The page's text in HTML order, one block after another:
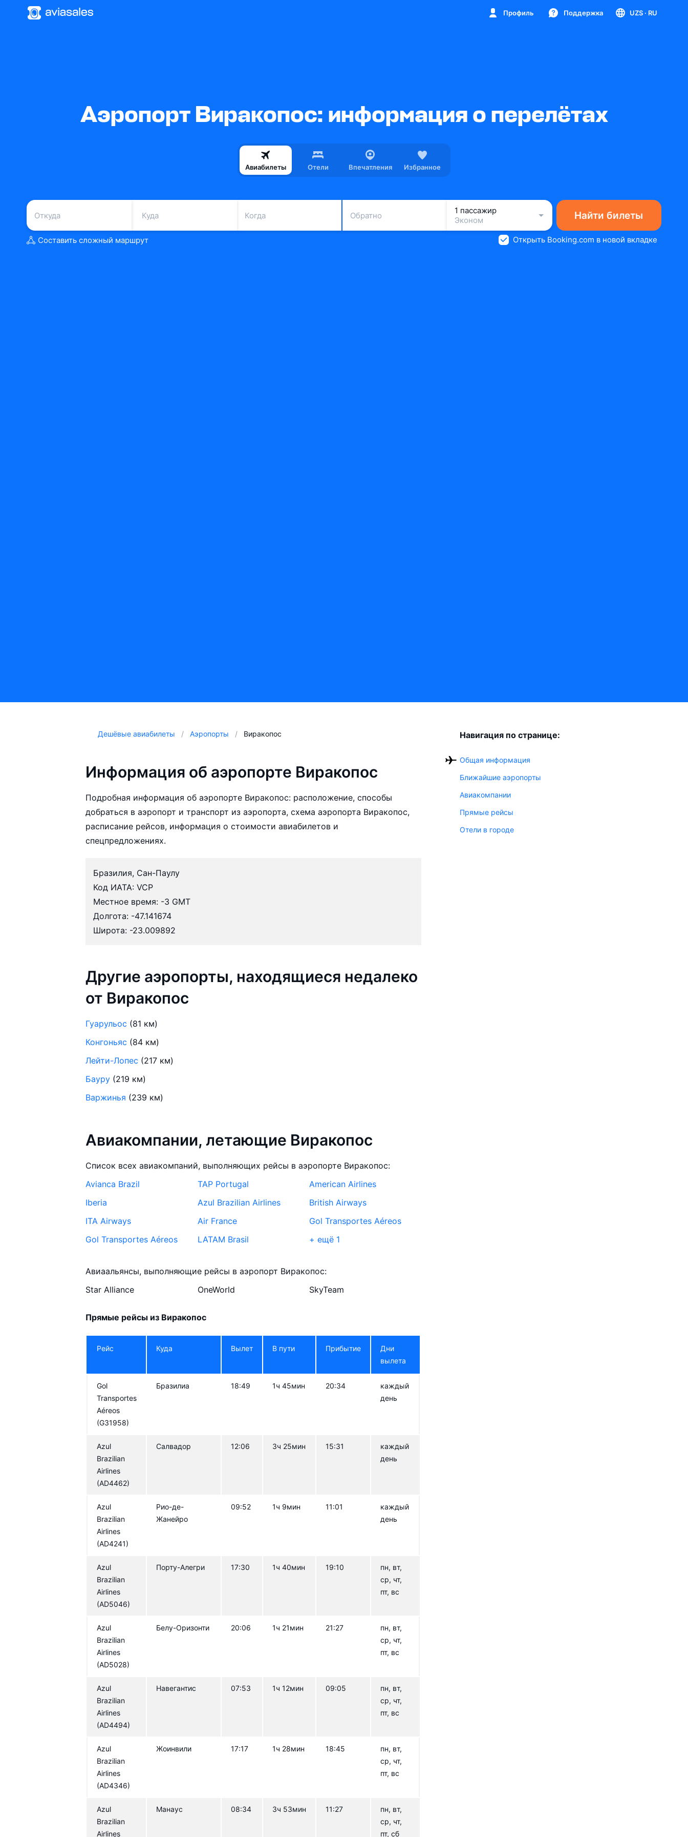
Профиль Поддержка UZS · RU
Аэропорт Виракопос: информация о перелётах
Авиабилеты Отели Впечатления Избранное
Когда Обратно
1 пассажир
Эконом
Найти билеты
Составить сложный маршрут Открыть Booking.com в новой вкладке
Дешёвые авиабилеты Аэропорты Виракопос
Информация об аэропорте Виракопос
Подробная информация об аэропорте Виракопос: расположение, способы
добраться в аэропорт и транспорт из аэропорта, схема аэропорта Виракопос,
расписание рейсов, информация о стоимости авиабилетов и
спецпредложениях.
Бразилия, Сан-Паулу
Код ИАТА: VCP
Местное время: -3 GMT
Долгота: -47.141674
Широта: -23.009892
Другие аэропорты, находящиеся недалеко
от Виракопос
Гуарульос (81 км)
Конгоньяс (84 км)
Лейти-Лопес (217 км)
Бауру (219 км)
Варжинья (239 км)
Авиакомпании, летающие Виракопос
Список всех авиакомпаний, выполняющих рейсы в аэропорте Виракопос:
Avianca Brazil
TAP Portugal
American Airlines
Iberia
Azul Brazilian Airlines
British Airways
ITA Airways
Air France
Gol Transportes Aéreos
Gol Transportes Aéreos
LATAM Brasil
+ ещё 1
Авиаальянсы, выполняющие рейсы в аэропорт Виракопос:
Star Alliance
OneWorld SkyTeam
Прямые рейсы из Виракопос
Рейс Куда Вылет В пути Прибытие
Дни
вылета
Gol
Transportes
Aéreos
(G31958)
Бразилиа 18:49 1ч 45мин 20:34
каждый
день
Azul
Brazilian
Airlines
(AD4462)
Салвадор 12:06 3ч 25мин 15:31
каждый
день
Azul
Brazilian
Airlines
(AD4241)
Рио-де-
Жанейро
09:52 1ч 9мин 11:01
каждый
день
Azul
Brazilian
Airlines
(AD5046)
Порту-Алегри 17:30 1ч 40мин 19:10
пн, вт,
ср, чт,
пт, вс
Azul
Brazilian
Airlines
(AD5028)
Белу-Оризонти 20:06 1ч 21мин 21:27
пн, вт,
ср, чт,
пт, вс
Azul
Brazilian
Airlines
(AD4494)
Навегантис 07:53 1ч 12мин 09:05
пн, вт,
ср, чт,
пт, вс
Azul
Brazilian
Airlines
(AD4346)
Жоинвили 17:17 1ч 28мин 18:45
пн, вт,
ср, чт,
пт, вс
Azul
Brazilian
Airlines
Манаус 08:34 3ч 53мин 11:27
пн, вт,
ср, чт,
пт, сб
Навигация по странице:
Общая информация
Ближайшие аэропорты
Авиакомпании
Прямые рейсы
Отели в городе